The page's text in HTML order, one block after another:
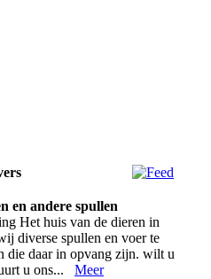
en andere spullen
Het huis van de dieren in
diverse spullen en voer te
die daar in opvang zijn. wilt u
u ons... Meer